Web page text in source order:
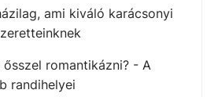
ami kiváló karácsonyi
romantikázni? - A
randihelyei